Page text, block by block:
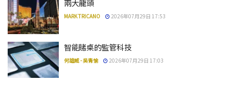
兩大龍頭
MARK TRICANO 2026年07月29日 17:53
智能賭桌的監管科技
何雄威 - 吳青愉 2026年07月29日 17:03